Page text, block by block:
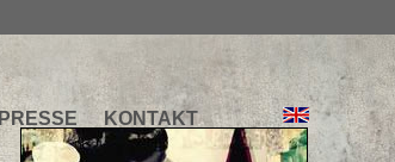
PRESSE KONTAKT